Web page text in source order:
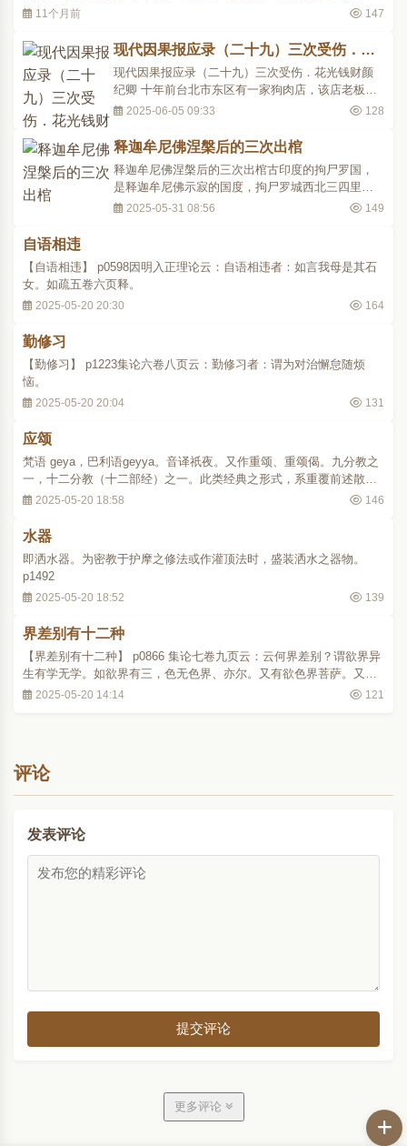
渐导致管道受阻，隔个几年，就要清理或者换水管。血管和自来水管
的水垢是指胆固醇、甘油三酯等，它们在血管..
11个月前 147
现代因果报应录（二十九）三次受伤．花
光钱财
现代因果报应录（二十九）三次受伤．花光钱财颜
纪卿 十年前台北市东区有一家狗肉店，该店老板当
然以杀狗卖肉为营利。有一天他很高兴，抓到一只
友李君走过该店，看见该黑狗栓在门口。他对黑狗
看看，黑狗竟对他笑笑。奇怪，狗怎么会笑的。李
君道功精湛，凝..
2025-06-05 09:33 128
释迦牟尼佛涅槃后的三次出棺
释迦牟尼佛涅槃后的三次出棺古印度的拘尸罗国，
是释迦牟尼佛示寂的国度，拘尸罗城西北三四里渡
河不远，即世尊涅槃之婆罗树林。婆罗树皮青素
石柱，也叫阿育王柱，..
2025-05-31 08:56 149
自语相违
【自语相违】 p0598因明入正理论云：自语相违者：如言我母是其石
女。如疏五卷六页释。
2025-05-20 20:30 164
勤修习
【勤修习】 p1223集论六卷八页云：勤修习者：谓为对治懈怠随烦
恼。
2025-05-20 20:04 131
应颂
梵语 geya，巴利语geyya。音译祇夜。又作重颂、重颂偈。九分教之
一，十二分教（十二部经）之一。此类经典之形式，系重覆前述散文
部分，而以韵文表示之。阿毗达磨顺正理论卷四十四（大二九·五九五
分教、十二分教中，应颂之形式属于伽..
2025-05-20 18:58 146
水器
即洒水器。为密教于护摩之修法或作灌顶法时，盛装洒水之器物。
p1492
2025-05-20 18:52 139
界差别有十二种
【界差别有十二种】 p0866 集论七卷九页云：云何界差别？谓欲界异
生有学无学。如欲界有三，色无色界、亦尔。又有欲色界菩萨。又有
欲界独觉、及不可思议如来，补特伽罗差别故。
2025-05-20 14:14 121
评论
发表评论
提交评论
更多评论